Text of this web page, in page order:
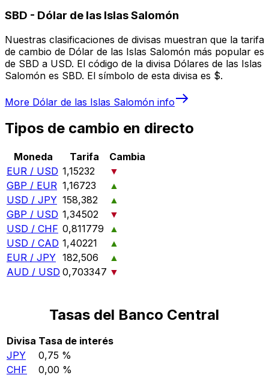
SBD - Dólar de las Islas Salomón
Nuestras clasificaciones de divisas muestran que la tarifa
de cambio de Dólar de las Islas Salomón más popular es
de SBD a USD. El código de la divisa Dólares de las Islas
Salomón es SBD. El símbolo de esta divisa es $.
More Dólar de las Islas Salomón info
Tipos de cambio en directo
Moneda Tarifa
Cambia
EUR / USD 1,15232
▼
GBP / EUR 1,16723
▲
USD / JPY 158,382
▲
GBP / USD 1,34502
▼
USD / CHF 0,811779
▲
USD / CAD 1,40221
▲
EUR / JPY 182,506
▲
AUD / USD 0,703347 ▼
Tasas del Banco Central
Divisa Tasa de interés
JPY
0,75 %
CHF
0,00 %